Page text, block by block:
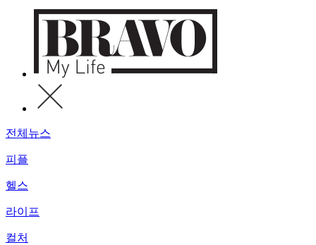
전체뉴스
피플
헬스
라이프
컬처